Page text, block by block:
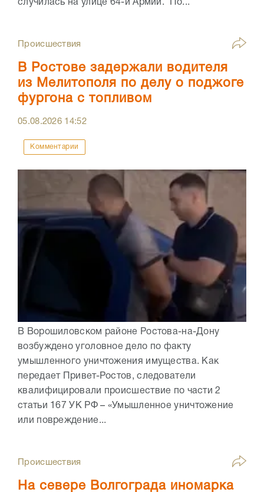
случилась на улице 64-й Армии. По...
Происшествия
В Ростове задержали водителя
из Мелитополя по делу о поджоге
фургона с топливом
05.08.2026 14:52
Комментарии
В Ворошиловском районе Ростова-на-Дону
возбуждено уголовное дело по факту
умышленного уничтожения имущества. Как
передает Привет-Ростов, следователи
квалифицировали происшествие по части 2
статьи 167 УК РФ – «Умышленное уничтожение
или повреждение...
Происшествия
На севере Волгограда иномарка